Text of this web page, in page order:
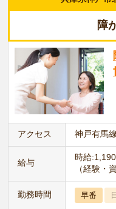
障
アクセス 神戸有馬
給与
時給
（経験・
勤務時間 早番